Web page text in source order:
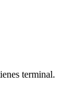
terminal.